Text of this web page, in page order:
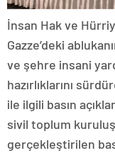
İnsan Hak ve
Gazze’deki
ve şehre insani
hazırlıklarını
ile ilgili basın
sivil toplum
gerçekleştirilen